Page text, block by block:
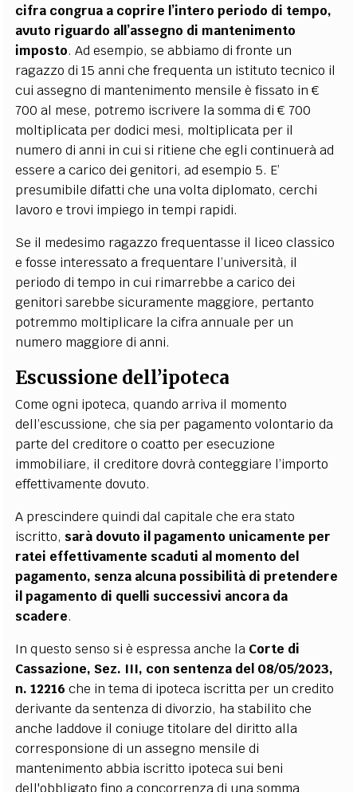
cifra congrua a coprire l’intero periodo di tempo,
avuto riguardo all’assegno di mantenimento
imposto. Ad esempio, se abbiamo di fronte un
ragazzo di 15 anni che frequenta un istituto tecnico il
cui assegno di mantenimento mensile è fissato in €
700 al mese, potremo iscrivere la somma di € 700
moltiplicata per dodici mesi, moltiplicata per il
numero di anni in cui si ritiene che egli continuerà ad
essere a carico dei genitori, ad esempio 5. E’
presumibile difatti che una volta diplomato, cerchi
lavoro e trovi impiego in tempi rapidi.
Se il medesimo ragazzo frequentasse il liceo classico
e fosse interessato a frequentare l’università, il
periodo di tempo in cui rimarrebbe a carico dei
genitori sarebbe sicuramente maggiore, pertanto
potremmo moltiplicare la cifra annuale per un
numero maggiore di anni.
Escussione dell’ipoteca
Come ogni ipoteca, quando arriva il momento
dell’escussione, che sia per pagamento volontario da
parte del creditore o coatto per esecuzione
immobiliare, il creditore dovrà conteggiare l’importo
effettivamente dovuto.
A prescindere quindi dal capitale che era stato
iscritto, sarà dovuto il pagamento unicamente per
ratei effettivamente scaduti al momento del
pagamento, senza alcuna possibilità di pretendere
il pagamento di quelli successivi ancora da
scadere.
In questo senso si è espressa anche la Corte di
Cassazione, Sez. III, con sentenza del 08/05/2023,
n. 12216 che in tema di ipoteca iscritta per un credito
derivante da sentenza di divorzio, ha stabilito che
anche laddove il coniuge titolare del diritto alla
corresponsione di un assegno mensile di
mantenimento abbia iscritto ipoteca sui beni
dell'obbligato fino a concorrenza di una somma